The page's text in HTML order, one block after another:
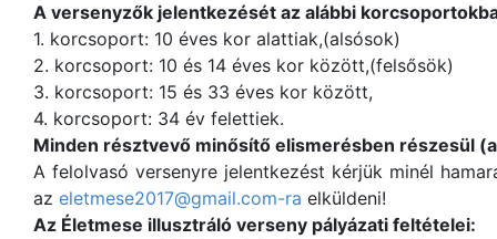
A versenyzők jelentkezését az alábbi
1. korcsoport: 10 éves kor alattiak,(alsósok)
2. korcsoport: 10 és 14 éves kor között,(felsősök)
3. korcsoport: 15 és 33 éves kor között,
4. korcsoport: 34 év felettiek.
Minden résztvevő minősítő elismerésben részesül
A felolvasó versenyre jelentkezést kérjük minél
az eletmese2017@gmail.com-ra elküldeni!
Az Életmese illusztráló verseny pályázati feltételei: